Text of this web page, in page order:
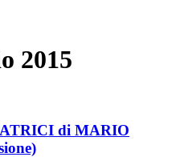
2015
di MARIO